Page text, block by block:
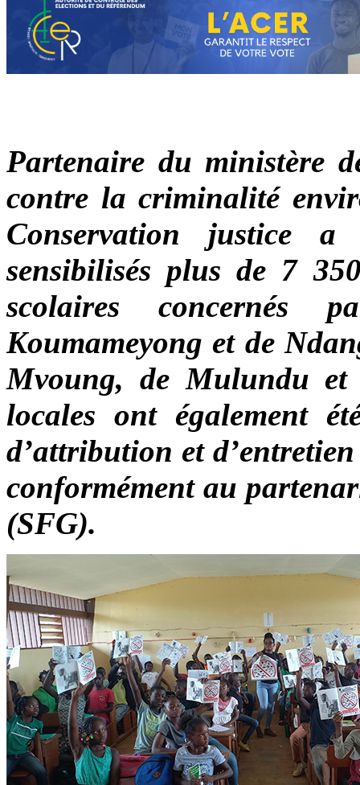
Partenaire du ministère
contre la criminalité
Conservation justice
sensibilisés plus de 7
scolaires concernés
Koumameyong et de
Mvoung, de Mulundu et
locales ont également
d’attribution et
conformément au
(SFG).